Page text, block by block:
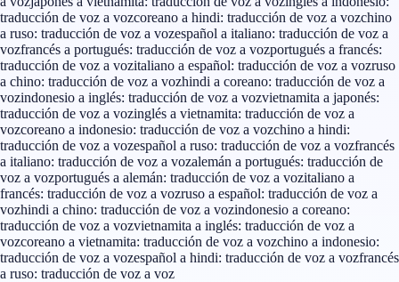
traducción de voz a vozcoreano a hindi: traducción de voz a vozchino
a ruso: traducción de voz a vozespañol a italiano: traducción de voz a
vozfrancés a portugués: traducción de voz a vozportugués a francés:
traducción de voz a vozitaliano a español: traducción de voz a vozruso
a chino: traducción de voz a vozhindi a coreano: traducción de voz a
vozindonesio a inglés: traducción de voz a vozvietnamita a japonés:
traducción de voz a vozinglés a vietnamita: traducción de voz a
vozcoreano a indonesio: traducción de voz a vozchino a hindi:
traducción de voz a vozespañol a ruso: traducción de voz a vozfrancés
a italiano: traducción de voz a vozalemán a portugués: traducción de
voz a vozportugués a alemán: traducción de voz a vozitaliano a
francés: traducción de voz a vozruso a español: traducción de voz a
vozhindi a chino: traducción de voz a vozindonesio a coreano:
traducción de voz a vozvietnamita a inglés: traducción de voz a
vozcoreano a vietnamita: traducción de voz a vozchino a indonesio:
traducción de voz a vozespañol a hindi: traducción de voz a vozfrancés
a ruso: traducción de voz a voz